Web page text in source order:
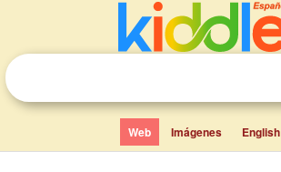
Web Imágenes English